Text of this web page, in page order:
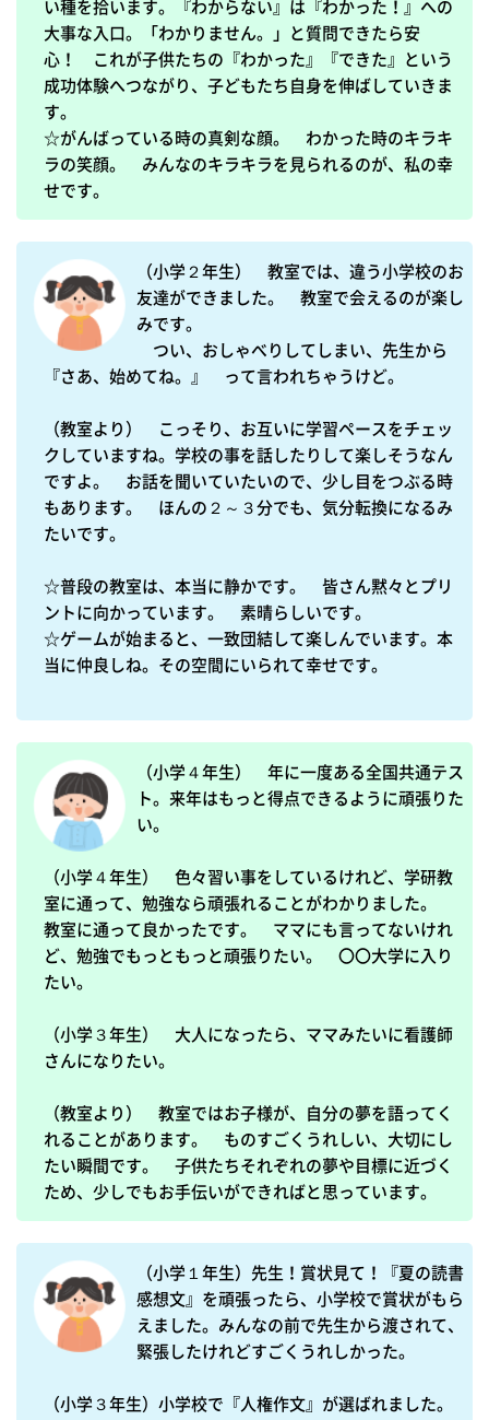
い種を拾います。『わからない』は『わかった！』への
大事な入口。「わかりません。」と質問できたら安
心！　これが子供たちの『わかった』『できた』という
成功体験へつながり、子どもたち自身を伸ばしていきま
す。
☆がんばっている時の真剣な顔。　わかった時のキラキ
ラの笑顔。　みんなのキラキラを見られるのが、私の幸
せです。
（小学２年生）　教室では、違う小学校のお
友達ができました。　教室で会えるのが楽し
みです。
つい、おしゃべりしてしまい、先生から
『さあ、始めてね。』　って言われちゃうけど。
（教室より）　こっそり、お互いに学習ペースをチェッ
クしていますね。学校の事を話したりして楽しそうなん
ですよ。　お話を聞いていたいので、少し目をつぶる時
もあります。　ほんの２～３分でも、気分転換になるみ
たいです。
☆普段の教室は、本当に静かです。　皆さん黙々とプリ
ントに向かっています。　素晴らしいです。
☆ゲームが始まると、一致団結して楽しんでいます。本
当に仲良しね。その空間にいられて幸せです。
（小学４年生）　年に一度ある全国共通テス
ト。来年はもっと得点できるように頑張りた
い。
（小学４年生）　色々習い事をしているけれど、学研教
室に通って、勉強なら頑張れることがわかりました。
教室に通って良かったです。　ママにも言ってないけれ
ど、勉強でもっともっと頑張りたい。　〇〇大学に入り
たい。
（小学３年生）　大人になったら、ママみたいに看護師
さんになりたい。
（教室より）　教室ではお子様が、自分の夢を語ってく
れることがあります。　ものすごくうれしい、大切にし
たい瞬間です。　子供たちそれぞれの夢や目標に近づく
ため、少しでもお手伝いができればと思っています。
（小学１年生）先生！賞状見て！『夏の読書
感想文』を頑張ったら、小学校で賞状がもら
えました。みんなの前で先生から渡されて、
緊張したけれどすごくうれしかった。
（小学３年生）小学校で『人権作文』が選ばれました。